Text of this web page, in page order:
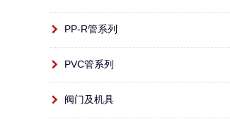
PP-R管系列
PVC管系列
阀门及机具